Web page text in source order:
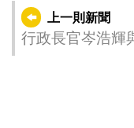
上一則新聞
行政長官岑浩輝